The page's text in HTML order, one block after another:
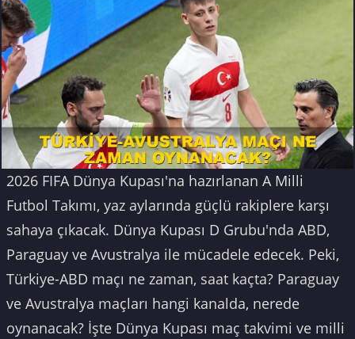
2026 FIFA Dünya Kupası'na hazırlanan A Milli
Futbol Takımı, yaz aylarında güçlü rakiplere karşı
sahaya çıkacak. Dünya Kupası D Grubu'nda ABD,
Paraguay ve Avustralya ile mücadele edecek. Peki,
Türkiye-ABD maçı ne zaman, saat kaçta? Paraguay
ve Avustralya maçları hangi kanalda, nerede
oynanacak? İşte Dünya Kupası maç takvimi ve milli